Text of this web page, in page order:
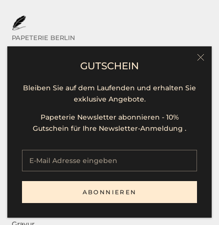
GUTSCHEIN
Bleiben Sie auf dem Laufenden und erhalten Sie
exklusive Angebote.
Papeterie Newsletter abonnieren - 10%
Gutschein für Ihre Newsletter-Anmeldung .
ABONNIEREN
PAPETERIE BERLIN
Öffnungszeiten